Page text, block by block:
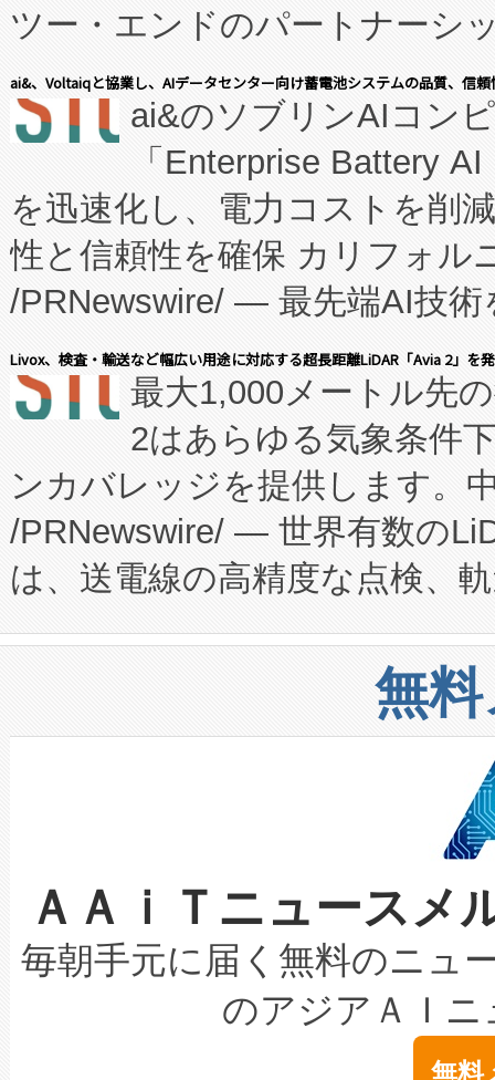
ツー・エンドのパートナーシ
表しました。 同社の実績ある
manufacturing™ (FCCM™) プ
たNeXは、バイオ医薬品製造
従来のフェッドバッチ施設の
に、患者やサプライチェーン
キー方式で拡張性が高く、持
す。FCCM‑を活用した現地生
患者にとっての費用負担を大
のアクセスを大幅に拡大する
Fully-Connected Continuous
プログラムには、施設設計・
に関する技術移転および知的
構造化トレーニングカリキュ
上げおよび商用化段階におけ
設備整備および立ち上げ調整
加組織は、Enzeneのバイオ
選定された製品について、自
取得できる可能性もあります
設には、3億～4億ドルかか
最高経営責任者（CEO）であ
す。「当社のfully-connected
ームを利用すれば、6,000万
ai&、Voltaiqと協業し、AIデータセンター向け蓄電池システムの品質、信
ai&のソブリンAIコン
「Enterprise Battery
を迅速化し、電力コストを削
性と信頼性を確保 カリフォル
/PRNewswire/ — 最先端AI技術
会社エーアイ・アンド：本社
President原信平）と、エンタ
ードするVoltaiqは、日本にあ
ーエネルギー貯蔵システム（
た。 Voltaiq独自のAI搭載プラ
定、統合、導入、運用に至る
安全性を追跡し、確保する事
増加しているデータセンター
る電力網に大きな負担をかけ
事業者の負担軽減という課題
系統連系を迅速にし、ピーク
限を超えて利用可能な電力容
持できるよう貢献します。こ
ービスレベル契約（SLA）違
テリー性能の劣化によるダウ
念は、現在データセンターが
Livox、検査・輸送など幅広い用途に対応する超長距離LiDAR「Avia 2」を
最大1,000メートル先
2はあらゆる気象条件
ンカバレッジを提供します。
/PRNewswire/ — 世界有数の
は、送電線の高精度な点検、
や穀物倉庫におけるバルク材
リューション「Avia 2」を発
したAvia 2は、1,000メート
狭視野のFOVを切り替えるこ
ケーブル、枝などの細かな対
なレーザースポットにより、
な環境下でも豊かなディテー
キロメートル範囲を検出
LiDAR for Inspections,
は1535 nmレーザーを搭載。
無
ＡＡｉＴニュース
毎朝手元に届く無料のニュ
のアジアＡＩ
無料